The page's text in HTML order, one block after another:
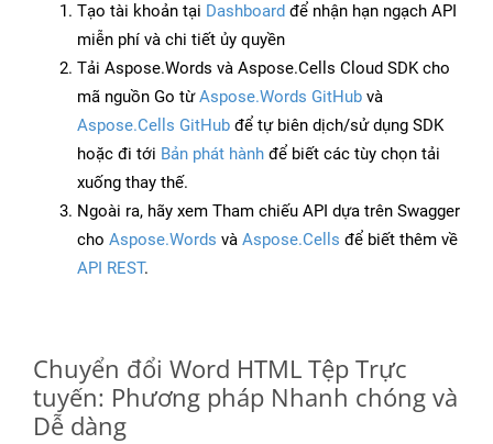
Tạo tài khoản tại Dashboard để nhận hạn ngạch API
miễn phí và chi tiết ủy quyền
Tải Aspose.Words và Aspose.Cells Cloud SDK cho
mã nguồn Go từAspose.Words GitHub và
Aspose.Cells GitHub để tự biên dịch/sử dụng SDK
hoặc đi tới Bản phát hành để biết các tùy chọn tải
xuống thay thế.
Ngoài ra, hãy xem Tham chiếu API dựa trên Swagger
cho Aspose.Words và Aspose.Cells để biết thêm về
API REST.
Chuyển đổi Word HTML Tệp Trực
tuyến: Phương pháp Nhanh chóng và
Dễ dàng